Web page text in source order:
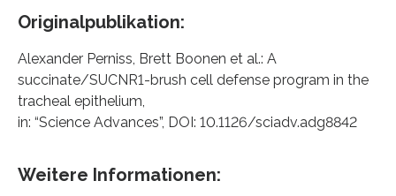
Originalpublikation:
Alexander Perniss, Brett Boonen et al.: A
succinate/SUCNR1-brush cell defense program in the
tracheal epithelium,
in: “Science Advances”, DOI: 10.1126/sciadv.adg8842
Weitere Informationen: